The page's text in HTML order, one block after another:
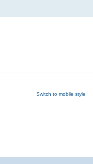
Switch to mobile style